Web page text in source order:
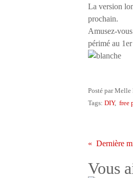
La version
prochain.
Amusez-
périmé au
Posté par
Tags: DIY, free
Dernière
Vous